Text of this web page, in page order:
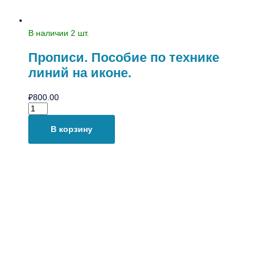
В наличии 2 шт.
Прописи. Пособие по технике
линий на иконе.
₽800.00
В корзину